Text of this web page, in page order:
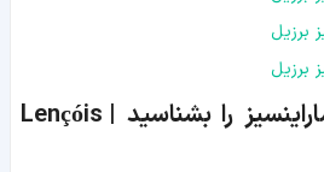
پارک ملی لینسویز ماراینسیز را بشناسید | Lençóis